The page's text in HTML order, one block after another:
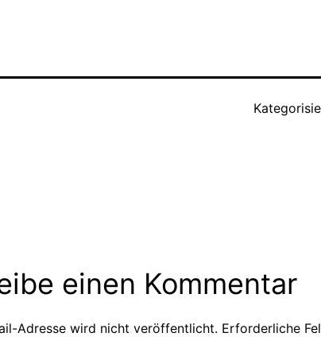
einen Kommentar
Adresse wird nicht veröffentlicht. Erforderliche